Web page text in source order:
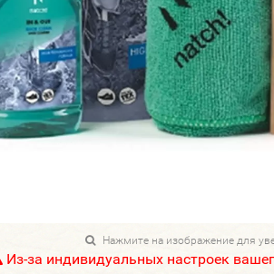
Нажмите на изображение для
Из-за индивидуальных настроек